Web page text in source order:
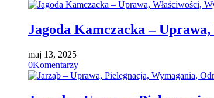
Jagoda Kamczacka –
maj 13, 2025
0Komentarzy